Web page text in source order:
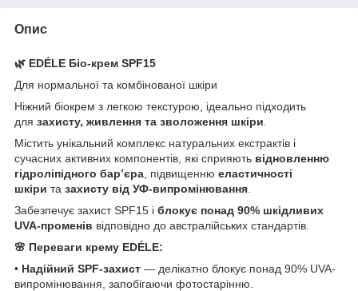
Опис
🌿 EDÉLE Біо-крем SPF15
Для нормальної та комбінованої шкіри
Ніжний біокрем з легкою текстурою, ідеально підходить
для захисту, живлення та зволоження шкіри
Містить унікальний комплекс натуральних екстрактів і
сучасних активних компонентів, які сприяють відновленню
гідроліпідного бар’єра , підвищенню еластичності
шкіри та захисту від УФ-випромінювання
Забезпечує захист SPF15 і блокує понад 90% шкідливих
UVA-променів відповідно до австралійських стандартів.
🌸 Переваги крему EDÉLE:
• Надійний SPF-захист — делікатно блокує понад 90% UVA-
випромінювання, запобігаючи фотостарінню.